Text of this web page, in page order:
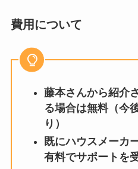
費用について
藤本さんから紹介
る場合は無料（今
り）
既にハウスメーカ
有料でサポートを